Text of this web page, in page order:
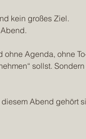
kein großes Ziel.
ohne Agenda, ohne
sollst.
Abend gehört